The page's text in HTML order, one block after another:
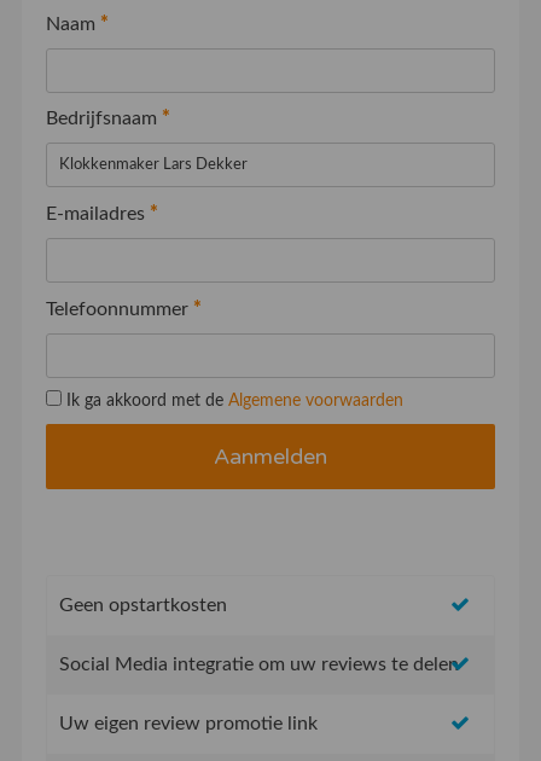
Naam *
Bedrijfsnaam *
E-mailadres *
Telefoonnummer *
Ik ga akkoord met de Algemene voorwaarden
Geen opstartkosten
Social Media integratie om uw reviews te delen
Uw eigen review promotie link